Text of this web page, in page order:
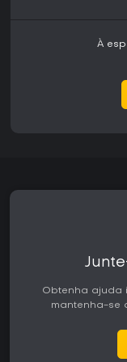
locais marcantes
Todos os
uma reformulação
que destacam
toda a
remasterizada sem
Vale a pena jogar?
player refinada,
confrontos mais
mecanismo DMW
À
Obtenha ajuda
mantenha-se